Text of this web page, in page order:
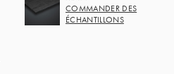
COMMANDER DES
ÉCHANTILLONS